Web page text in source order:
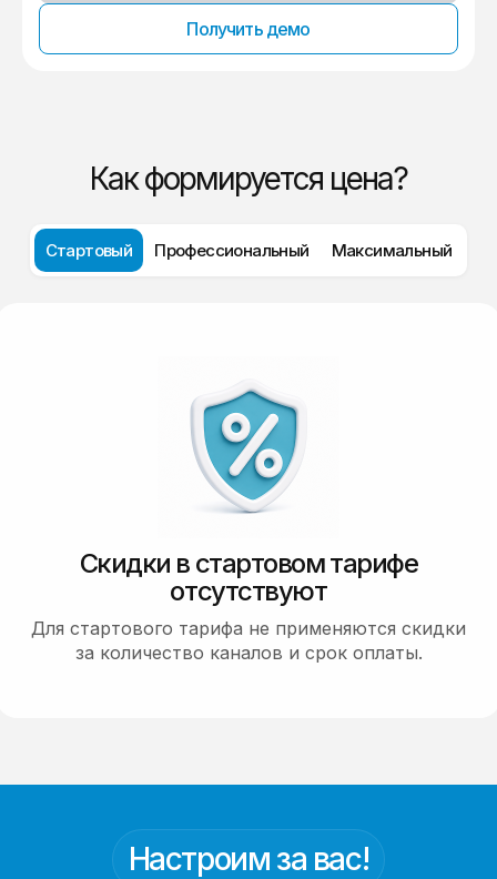
Получить демо
Как формируется цена?
Стартовый Профессиональный Максимальный
Скидки в стартовом тарифе
отсутствуют
Для стартового тарифа не применяются скидки
за количество каналов и срок оплаты.
Настроим за вас!